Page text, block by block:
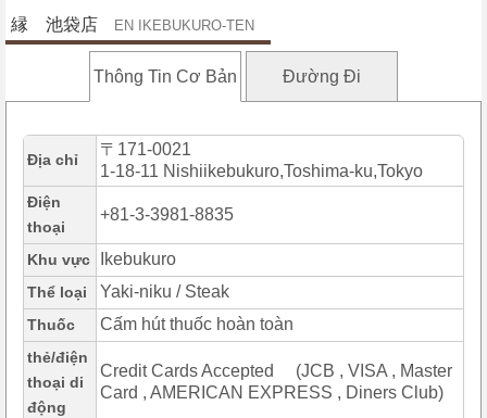
縁 池袋店 EN IKEBUKURO-TEN
Thông Tin Cơ Bản Đường Đi
Địa chỉ
〒171-0021
1-18-11 Nishiikebukuro,Toshima-ku,Tokyo
Điện
thoại
+81-3-3981-8835
Khu vực Ikebukuro
Thể loại Yaki-niku / Steak
Thuốc Cấm hút thuốc hoàn toàn
thẻ/điện
thoại di
động
Credit Cards Accepted (JCB , VISA , Master
Card , AMERICAN EXPRESS , Diners Club)